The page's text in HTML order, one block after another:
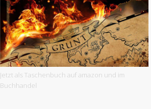
Jetzt als Taschenbuch auf amazon und im
Buchhandel